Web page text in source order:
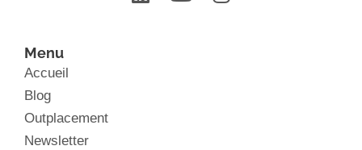
Menu
Accueil
Blog
Outplacement
Newsletter